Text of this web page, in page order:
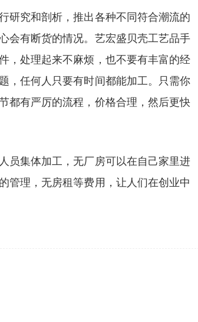
研究和剖析，推出各种不同符合潮流的
会有断货的情况。艺宏盛贝壳工艺品手
，处理起来不麻烦，也不要有丰富的经
，任何人只要有时间都能加工。只需你
都有严厉的流程，价格合理，然后更快
员集体加工，无厂房可以在自己家里进
管理，无房租等费用，让人们在创业中